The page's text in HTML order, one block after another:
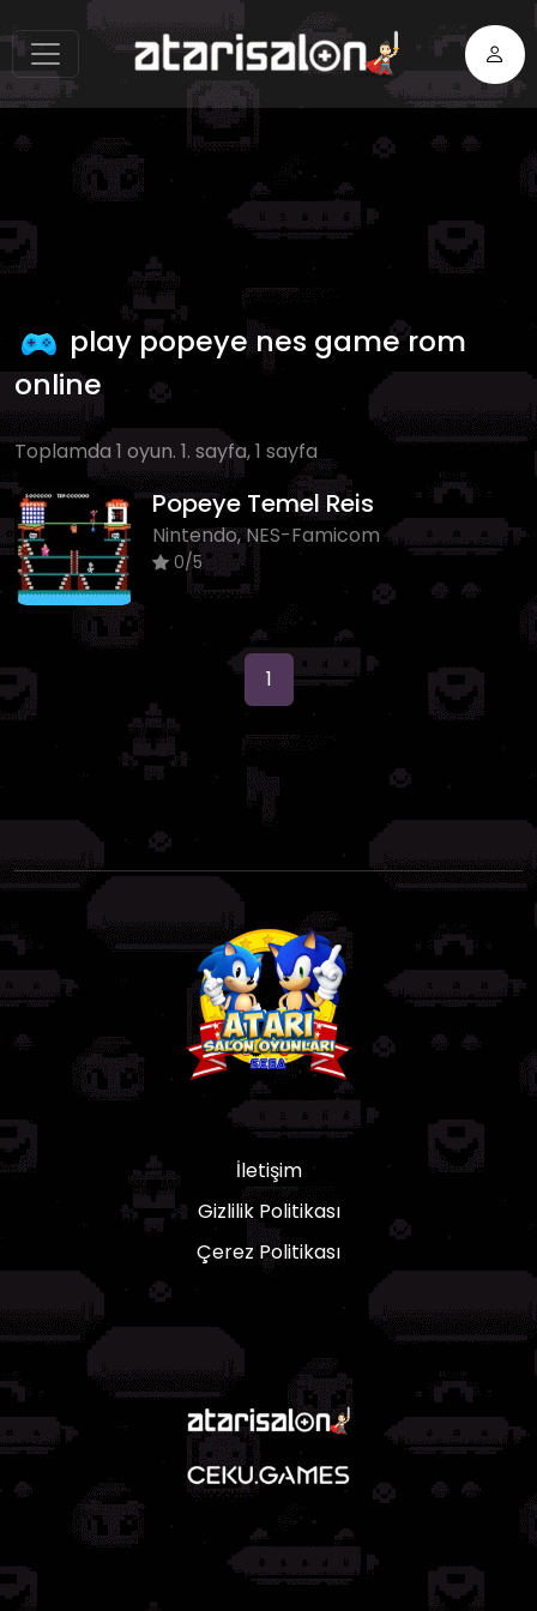
play popeye nes game rom
online
Toplamda 1 oyun. 1. sayfa, 1 sayfa
Popeye Temel Reis
Nintendo, NES-Famicom
0/5
1
İletişim
Gizlilik Politikası
Çerez Politikası